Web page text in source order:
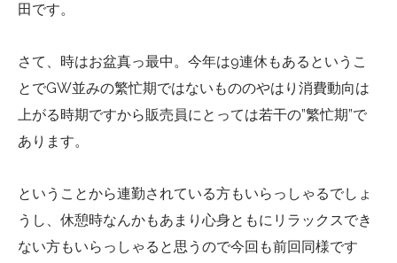
田です。
さて、時はお盆真っ最中。今年は9連休もあるというこ
とでGW並みの繁忙期ではないもののやはり消費動向は
上がる時期ですから販売員にとっては若干の”繁忙期”で
あります。
ということから連勤されている方もいらっしゃるでしょ
うし、休憩時なんかもあまり心身ともにリラックスでき
ない方もいらっしゃると思うので今回も前回同様です